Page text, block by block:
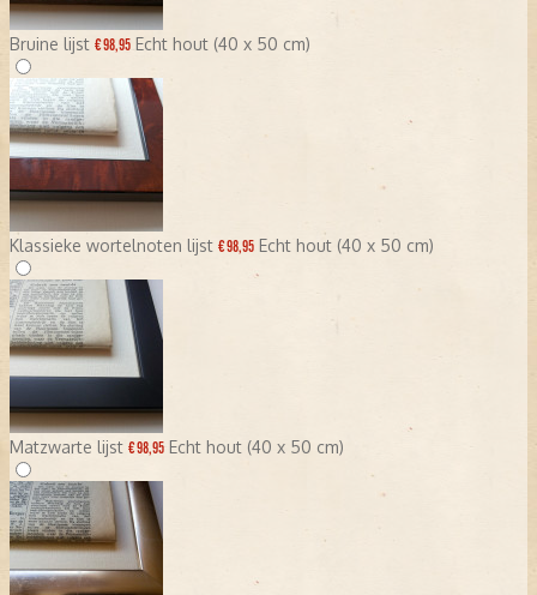
Bruine lijst € 98,95 Echt hout (40 x 50 cm)
Klassieke wortelnoten lijst € 98,95 Echt hout (40 x 50 cm)
Matzwarte lijst € 98,95 Echt hout (40 x 50 cm)